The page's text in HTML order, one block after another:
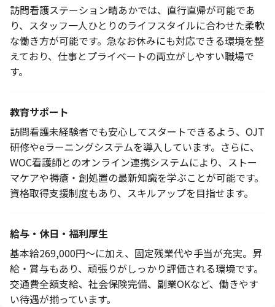
訪問看護ステーション晴あかでは、直行直帰が可能であ
り、スタッフ一人ひとりのライフスタイルに合わせた柔軟
な働き方が可能です。急なお休みにも対応できる環境を整
えており、仕事とプライベートの両立がしやすい職場で
す。
教育サポート
訪問看護未経験者でも安心してスタートできるよう、OJT
研修やeラーニングシステムを導入しています。さらに、
WOC看護師とのオンライン連携システムにより、ストー
マケアや褥瘡・創処置の最新知識を学ぶことが可能です。
資格取得支援制度もあり、スキルアップを目指せます。
給与・休日・福利厚生
基本給269,000円～に加え、固定残業代や手当が充実。昇
給・賞与もあり、頑張りがしっかり評価される環境です。
交通費全額支給、社会保険完備、副業OKなど、働きやす
い待遇が揃っています。